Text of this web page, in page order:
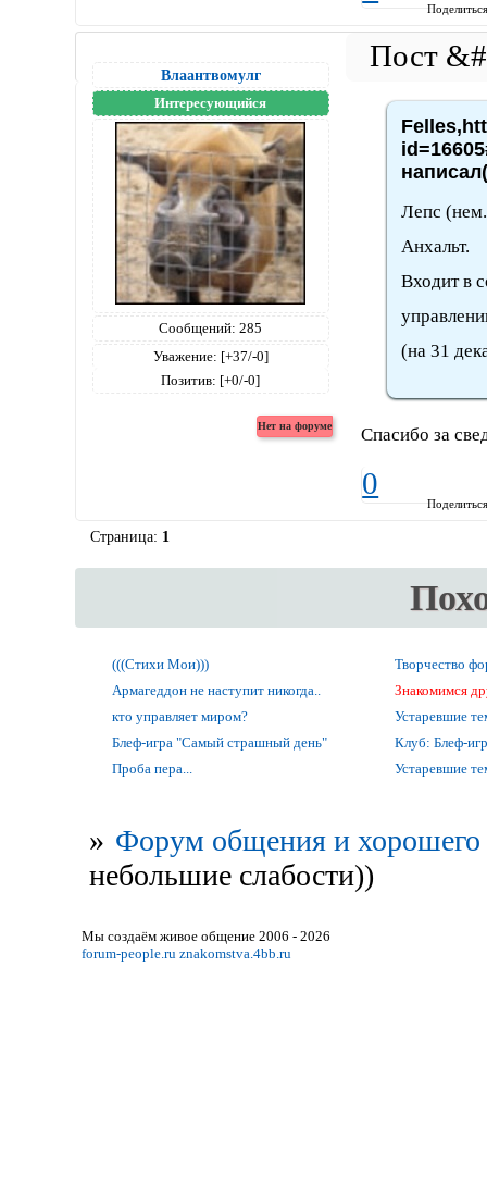
Влаантвомулг
Интересующийся
Сообщений: 285
Уважение: [+37/-0]
Позитив: [+0/-0]
Лепс
Анхальт.
Входит в
(на 31
Спасибо за
0
Страница: 1
(((Стихи Мои)))
Творчество
Армагеддон не наступит никогда..
Знакомимся
кто управляет миром?
Устаревшие
Блеф-игра "Самый страшный день"
Клуб: Блеф-
Проба пера...
Устаревшие
» Форум общения и хорошего
небольшие слабости))
Мы создаём живое общение 2006 - 2026
forum-people.ru znakomstva.4bb.ru